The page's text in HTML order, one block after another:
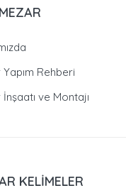
Rehberi
ve Montajı
KELIMELER